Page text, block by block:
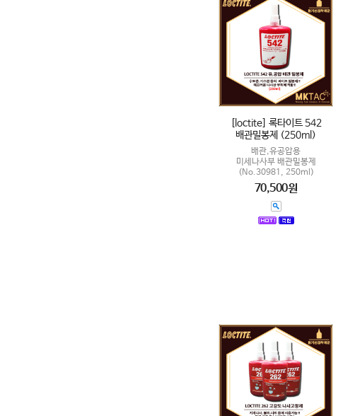
[loctite] 록타이트 542
배관밀봉제 (250ml)
배관,유공압용
미세나사부 배관밀봉제
(No.30981, 250ml)
70,500원